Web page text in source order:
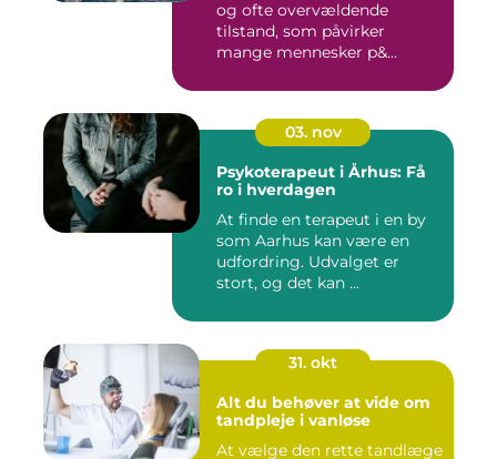
og ofte overvældende
tilstand, som påvirker
mange mennesker p&...
03. nov
Psykoterapeut i Århus: Få
ro i hverdagen
At finde en terapeut i en by
som Aarhus kan være en
udfordring. Udvalget er
stort, og det kan ...
31. okt
Alt du behøver at vide om
tandpleje i vanløse
At vælge den rette tandlæge